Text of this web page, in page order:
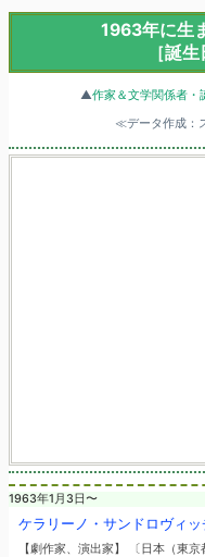
1963年に生
［誕
▲作家＆文学関係者・
≪データ作成：
1963年1月3日〜
ケラリーノ・サンドロヴィッ
【劇作家、演出家】 〔日本（東京